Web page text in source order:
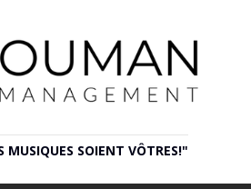
MUSIQUES SOIENT VÔTRES!"